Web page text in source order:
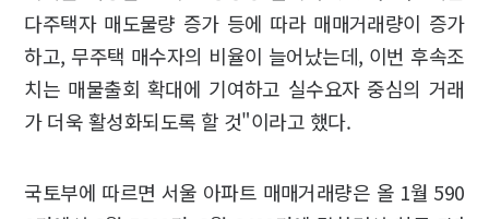
다주택자 매도물량 증가 등에 따라 매매거래량이 증가
하고, 무주택 매수자의 비율이 늘어났는데, 이번 후속조
치는 매물출회 확대에 기여하고 실수요자 중심의 거래
가 더욱 활성화되도록 할 것"이라고 했다.
국토부에 따르면 서울 아파트 매매거래량은 올 1월 590